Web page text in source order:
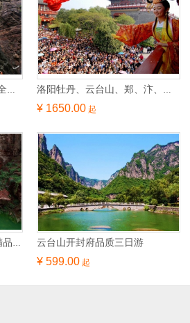
郑、汴、洛+云台山+万仙山全线双卧6日游 洛阳牡丹、云台山、郑、汴、洛经典双卧5日游
¥ 1650.00 起
青龙云台--云台山、青龙峡精品三日 云台山开封府品质三日游
¥ 599.00 起